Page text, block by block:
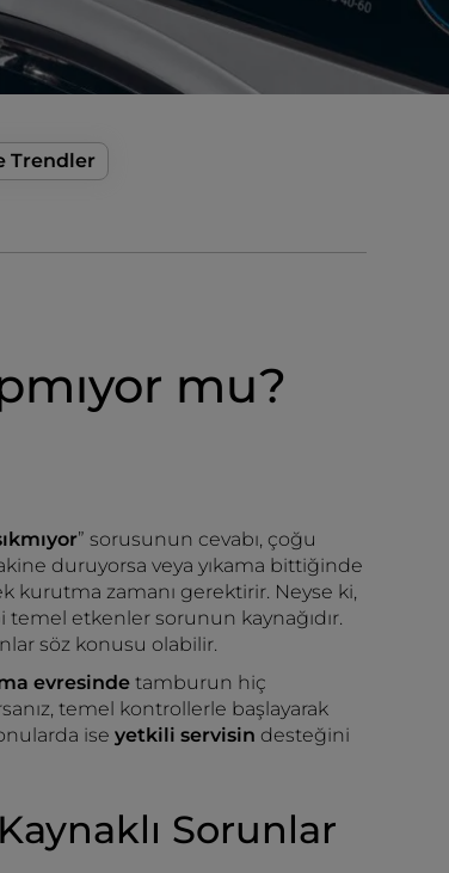
Trendler
mu?
” sorusunun cevabı, çoğu
duruyorsa veya yıkama bittiğinde
kurutma zamanı gerektirir. Neyse ki,
etkenler sorunun kaynağıdır.
söz konusu olabilir.
evresinde tamburun hiç
temel kontrollerle başlayarak
ise yetkili servisin desteğini
Sorunlar